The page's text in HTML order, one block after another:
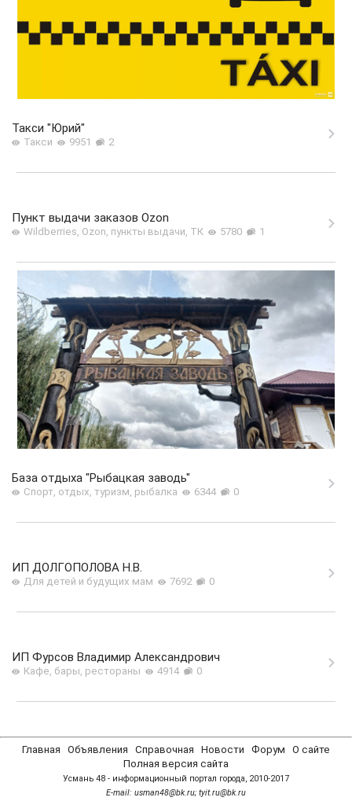
Такси "Юрий"
Такси 9951 2
Пункт выдачи заказов Ozon
Wildberries, Ozon, пункты выдачи, ТК 5780 1
База отдыха "Рыбацкая заводь"
Спорт, отдых, туризм, рыбалка 6344 0
ИП ДОЛГОПОЛОВА Н.В.
Для детей и будущих мам 7692 0
ИП Фурсов Владимир Александрович
Кафе, бары, рестораны 4914 0
Главная Объявления Справочная Новости Форум
О сайте
Полная версия сайта
Усмань 48 - информационный портал города, 2010-2017
Е-mail: usman48@bk.ru; tyit.ru@bk.ru